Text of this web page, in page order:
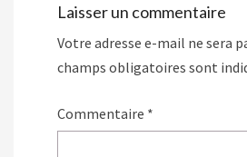
Laisser un commentaire
Votre adresse e-mail ne sera
champs obligatoires sont
Commentaire *